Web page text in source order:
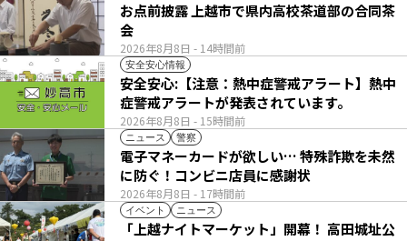
2026年8月8日 - 14時間前
お点前披露 上越市で県内高校茶道部の合同茶
会
安全安心情報
2026年8月8日 - 15時間前
安全安心:【注意：熱中症警戒アラート】熱中
症警戒アラートが発表されています。
ニュース 警察
2026年8月8日 - 17時間前
電子マネーカードが欲しい… 特殊詐欺を未然
に防ぐ！コンビニ店員に感謝状
イベント ニュース
「上越ナイトマーケット」開幕！ 高田城址公